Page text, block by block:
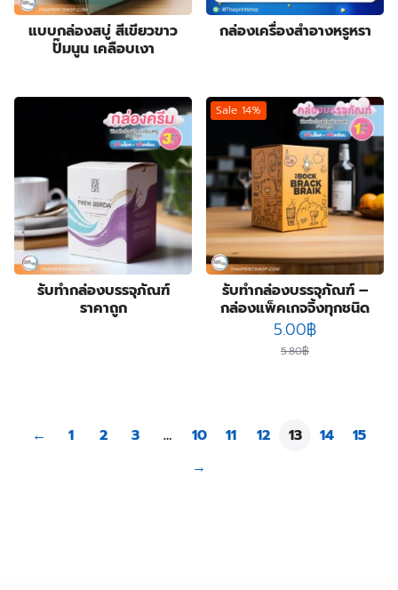
แบบกล่องสบู่ สีเขียวขาว
ปั๊มนูน เคลือบเงา
กล่องเครื่องสำอางหรูหรา
รับทํากล่องบรรจุภัณฑ์
ราคาถูก
Sale 14%
รับทํากล่องบรรจุภัณฑ์ –
กล่องแพ็คเกจจิ้งทุกชนิด
5.80฿
Original
price
5.00฿Current
← 1 2 3 … 10 11 12 13 14
15
→